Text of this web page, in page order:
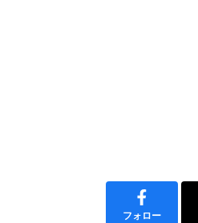
フォロー